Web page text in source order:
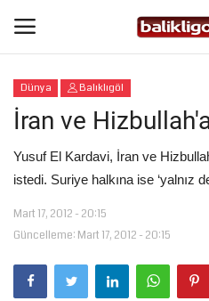
Giriş Yap
Anasayfa
Şanlıurfa
Dünya Balıklıgöl
İran ve
Yusuf El Kardavi, İran ve
istedi. Suriye halkına ise ‘yalnız
Mart 17, 2012 - 20:15
Güncelleme: Mart 17, 2012 - 20:15